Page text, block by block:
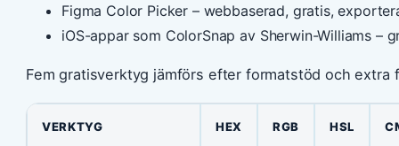
Figma Color Picker – webbaserad, gratis,
iOS-appar som ColorSnap av Sherwin-Williams –
Fem gratisverktyg jämförs efter formatstöd och extra
VERKTYG HEX RGB HSL